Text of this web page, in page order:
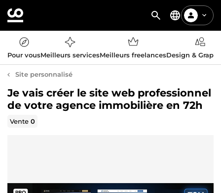
Pour vousMeilleurs servicesMeilleurs freelancesDesign &
Site personnalisé
Je vais créer le site web professionnel
de votre agence immobilière en 72h
Vente0